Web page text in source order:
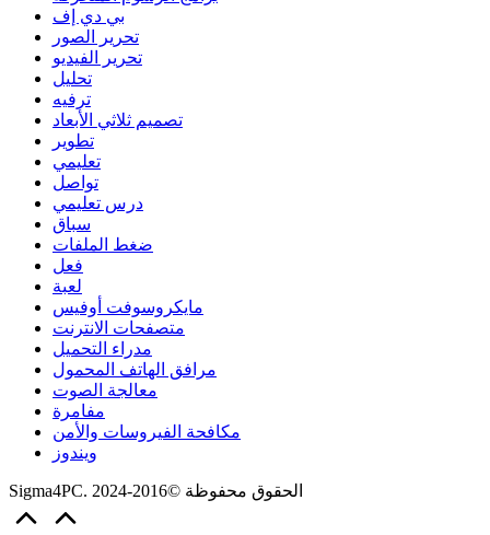
بي دي إف
تحرير الصور
تحرير الفيديو
تحليل
ترفيه
تصميم ثلاثي الأبعاد
تطوير
تعليمي
تواصل
درس تعليمي
سباق
ضغط الملفات
فعل
لعبة
مايكروسوفت أوفيس
متصفحات الانترنت
مدراء التحميل
مرافق الهاتف المحمول
معالجة الصوت
مفامرة
مكافحة الفيروسات والأمن
ويندوز
Sigma4PC. الحقوق محفوظة ©2016-2024